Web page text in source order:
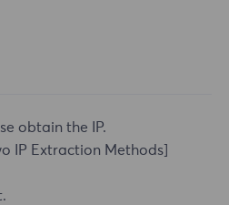
obtain the IP.
IP Extraction Methods]